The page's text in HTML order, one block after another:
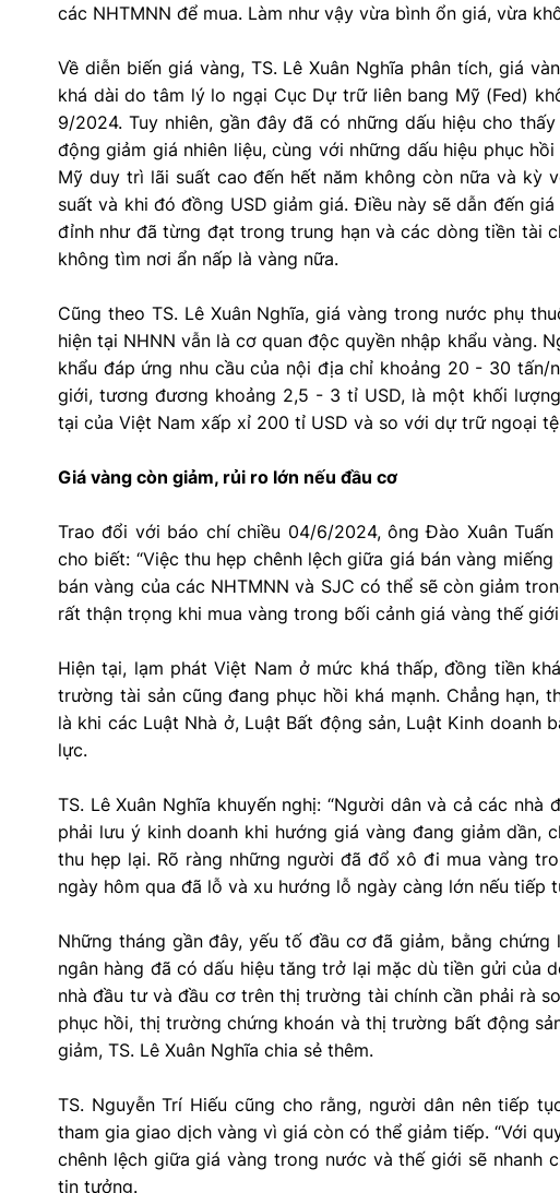
các NHTMNN để mua. Làm như vậy vừa bình ổn giá, vừa
Về diễn biến giá vàng, TS. Lê Xuân Nghĩa phân tích, giá
khá dài do tâm lý lo ngại Cục Dự trữ liên bang Mỹ (Fed)
9/2024. Tuy nhiên, gần đây đã có những dấu hiệu cho
động giảm giá nhiên liệu, cùng với những dấu hiệu phục
Mỹ duy trì lãi suất cao đến hết năm không còn nữa và kỳ
suất và khi đó đồng USD giảm giá. Điều này sẽ dẫn đến
đỉnh như đã từng đạt trong trung hạn và các dòng tiền tài
không tìm nơi ẩn nấp là vàng nữa.
Cũng theo TS. Lê Xuân Nghĩa, giá vàng trong nước phụ
hiện tại NHNN vẫn là cơ quan độc quyền nhập khẩu vàng.
khẩu đáp ứng nhu cầu của nội địa chỉ khoảng 20 - 30 tấn/
giới, tương đương khoảng 2,5 - 3 tỉ USD, là một khối
tại của Việt Nam xấp xỉ 200 tỉ USD và so với dự trữ ngoại
Giá vàng còn giảm, rủi ro lớn nếu đầu cơ
Trao đổi với báo chí chiều 04/6/2024, ông Đào Xuân
cho biết: “Việc thu hẹp chênh lệch giữa giá bán vàng
bán vàng của các NHTMNN và SJC có thể sẽ còn giảm
rất thận trọng khi mua vàng trong bối cảnh giá vàng thế
Hiện tại, lạm phát Việt Nam ở mức khá thấp, đồng tiền
trường tài sản cũng đang phục hồi khá mạnh. Chẳng hạn,
là khi các Luật Nhà ở, Luật Bất động sản, Luật Kinh doanh
lực.
TS. Lê Xuân Nghĩa khuyến nghị: “Người dân và cả các
phải lưu ý kinh doanh khi hướng giá vàng đang giảm dần,
thu hẹp lại. Rõ ràng những người đã đổ xô đi mua vàng
ngày hôm qua đã lỗ và xu hướng lỗ ngày càng lớn nếu tiếp
Những tháng gần đây, yếu tố đầu cơ đã giảm, bằng
ngân hàng đã có dấu hiệu tăng trở lại mặc dù tiền gửi của
nhà đầu tư và đầu cơ trên thị trường tài chính cần phải rà
phục hồi, thị trường chứng khoán và thị trường bất động
giảm, TS. Lê Xuân Nghĩa chia sẻ thêm.
TS. Nguyễn Trí Hiếu cũng cho rằng, người dân nên tiếp
tham gia giao dịch vàng vì giá còn có thể giảm tiếp. “Với
chênh lệch giữa giá vàng trong nước và thế giới sẽ nhanh
tin tưởng.